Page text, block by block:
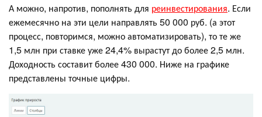
А можно, напротив, пополнять для реинвестирования. Если
ежемесячно на эти цели направлять 50 000 руб. (а этот
процесс, повторимся, можно автоматизировать), то те же
1,5 млн при ставке уже 24,4% вырастут до более 2,5 млн.
Доходность составит более 430 000. Ниже на графике
представлены точные цифры.